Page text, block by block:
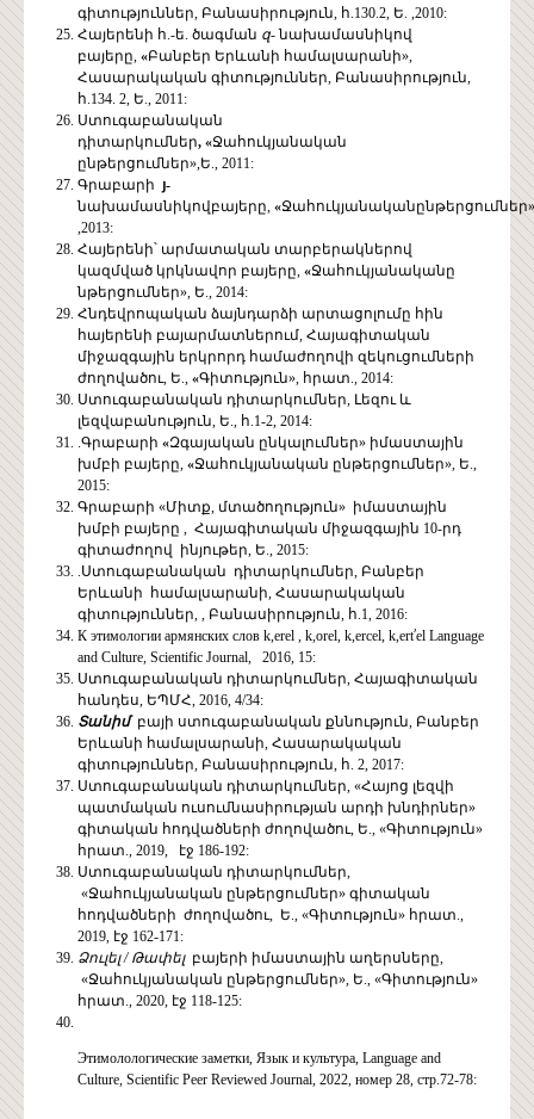
գիտություններ, Բանասիրություն, հ.130.2, Ե. ,2010:
Հայերենի հ.-ե. ծագման զ- նախամասնիկով
բայերը, «Բանբեր Երևանի համալսարանի»,
Հասարակական գիտություններ, Բանասիրություն,
հ.134. 2, Ե., 2011:
Ստուգաբանական
դիտարկումներ, «Ջահուկյանական
ընթերցումներ»,Ե., 2011:
Գրաբարի յ-
նախամասնիկովբայերը, «
,2013:
Հայերենի՝ արմատական տարբերակներով
կազմված կրկնավոր բայերը, «Ջահուկյանականը
նթերցումներ», Ե., 2014:
Հնդեվրոպական ձայնդարձի արտացոլումը հին
հայերենի բայարմատներում, Հայագիտական
միջազգային երկրորդ համաժողովի զեկուցումների
ժողովածու, Ե., «Գիտություն», հրատ., 2014:
Ստուգաբանական դիտարկումներ, Լեզու և
լեզվաբանություն, Ե., հ.1-2, 2014:
.Գրաբարի «Զգայական ընկալումներ» իմաստային
խմբի բայերը, «Ջահուկյանական ընթերցումներ», Ե.,
2015:
Գրաբարի «Միտք, մտածողություն» իմաստային
խմբի բայերը , Հայագիտական միջազգային 10-րդ
գիտաժողով ինյութեր, Ե., 2015:
.Ստուգաբանական դիտարկումներ, Բանբեր
Երևանի համալսարանի, Հասարակական
գիտություններ, , Բանասիրություն, հ.1, 2016:
К этимологии армянских слов k,еrel , k,orel, k,ercel, k,erťel Language
and Culture, Scientific Journal, 2016, 15:
Ստուգաբանական դիտարկումներ, Հայագիտական
հանդես, ԵՊՄՀ, 2016, 4/34:
Տանիմբայի ստուգաբանական քննություն, Բանբեր
Երևանի համալսարանի, Հասարակական
գիտություններ, Բանասիրություն, հ. 2, 2017:
Ստուգաբանական դիտարկումներ, «Հայոց լեզվի
պատմական ուսումնասիրության արդի խնդիրներ»
գիտական հոդվածների ժողովածու, Ե., «Գիտություն»
հրատ., 2019, էջ 186-192:
Ստուգաբանական դիտարկումներ,
«Ջահուկյանական ընթերցումներ» գիտական
հոդվածների ժողովածու, Ե., «Գիտություն» հրատ.,
2019, էջ 162-171:
Ձուլել / Թափելբայերի իմաստային աղերսները,
«Ջահուկյանական ընթերցումներ», Ե., «Գիտություն»
հրատ., 2020, էջ 118-125:
Этимолологические заметки, Язык и культура, Language and
Culture, Scientific Peer Reviewed Journal, 2022, номер 28, стр.72-78: